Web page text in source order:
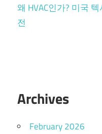
왜 HVAC인가? 미국
전
Archives
February 2026